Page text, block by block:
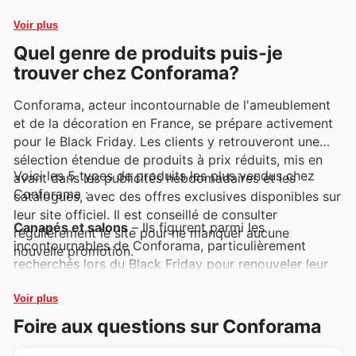
simplifier votre choix.
Voir plus
Quel genre de produits puis-je
trouver chez Conforama?
Conforama, acteur incontournable de l'ameublement
et de la décoration en France, se prépare activement
pour le Black Friday. Les clients y retrouveront une
sélection étendue de produits à prix réduits, mis en
avant dans les publicités hebdomadaires et les
catalogues, avec des offres exclusives disponibles sur
leur site officiel. Il est conseillé de consulter
régulièrement le site pour ne manquer aucune
nouvelle promotion.
Voici les 5 types de produits les plus vendus chez
Conforama :
Canapés et salons – Ils figurent parmi les
incontournables de Conforama, particulièrement
recherchés lors du Black Friday pour renouveler leur
fréquemment mis en avant dans les
et les
Conforama Black Friday sales, offrant une
excellente opportunité d'acquérir un meuble de
Voir plus
Foire aux questions sur Conforama